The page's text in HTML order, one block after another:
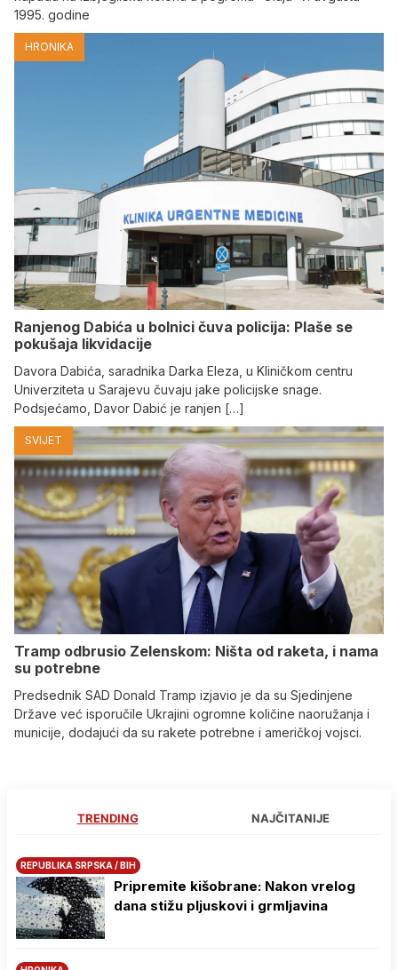
1995. godine
HRONIKA
Ranjenog Dabića u bolnici čuva policija: Plaše se
pokušaja likvidacije
Davora Dabića, saradnika Darka Eleza, u Kliničkom centru
Univerziteta u Sarajevu čuvaju jake policijske snage.
Podsjećamo, Davor Dabić je ranjen […]
SVIJET
Tramp odbrusio Zelenskom: Ništa od raketa, i nama
su potrebne
Predsednik SAD Donald Tramp izjavio je da su Sjedinjene
Države već isporučile Ukrajini ogromne količine naoružanja i
municije, dodajući da su rakete potrebne i američkoj vojsci.
TRENDING NAJČITANIJE
REPUBLIKA SRPSKA / BIH
Pripremite kišobrane: Nakon vrelog
dana stižu pljuskovi i grmljavina